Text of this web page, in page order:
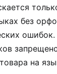
без
на